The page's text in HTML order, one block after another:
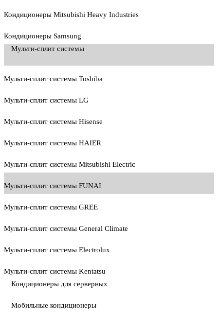
Кондиционеры Mitsubishi Heavy Industries
Кондиционеры Samsung
Мульти-сплит системы
Мульти-сплит системы Toshiba
Мульти-сплит системы LG
Мульти-сплит системы Hisense
Мульти-сплит системы HAIER
Мульти-сплит системы Mitsubishi Electric
Мульти-сплит системы FUNAI
Мульти-сплит системы GREE
Мульти-сплит системы General Climate
Мульти-сплит системы Electrolux
Мульти-сплит системы Kentatsu
Кондиционеры для серверных
Мобильные кондиционеры